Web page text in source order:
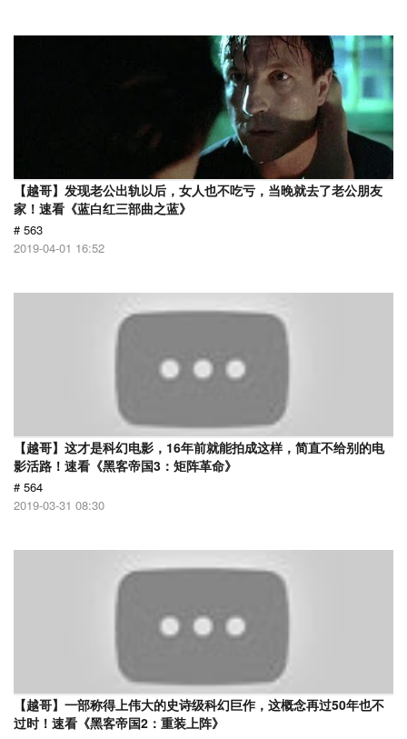
【越哥】发现老公出轨以后，女人也不吃亏，当晚就去了老公朋友
家！速看《蓝白红三部曲之蓝》
# 563
2019-04-01 16:52
【越哥】这才是科幻电影，16年前就能拍成这样，简直不给别的电
影活路！速看《黑客帝国3：矩阵革命》
# 564
2019-03-31 08:30
【越哥】一部称得上伟大的史诗级科幻巨作，这概念再过50年也不
过时！速看《黑客帝国2：重装上阵》